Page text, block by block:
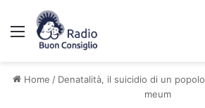
Menu
Home / Denatalità, il suicidio di un popolo
meum